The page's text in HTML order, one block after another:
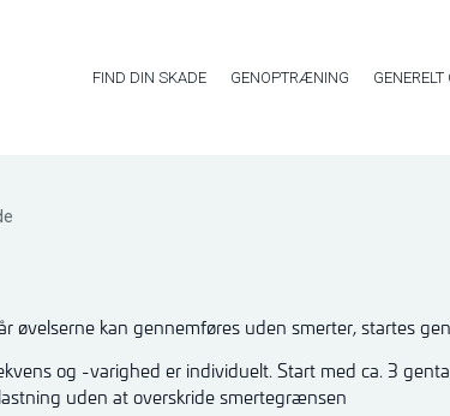
FIND DIN SKADE GENOPTRÆNING
øvelserne kan gennemføres uden smerter, startes
og -varighed er individuelt. Start med ca. 3
uden at overskride smertegrænsen